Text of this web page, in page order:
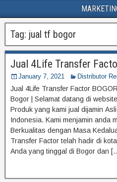
Tag: jual tf bogor
Jual 4Life Transfer
January 7, 2021 Distributor
Jual 4Life Transfer Factor
Bogor | Selamat datang di
Produk yang kami jual dijamin
Indonesia. Kami menjamin anda
Berkualitas dengan Masa
Transfer Factor telah hadir di
Anda yang tinggal di Bogor dan